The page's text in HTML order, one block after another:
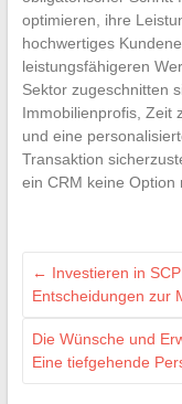
optimieren, ihre
hochwertiges
leistungsfähigeren
Sektor zugeschnitten
Immobilienprofis, Zeit
und eine
Transaktion
ein CRM keine Option
← Investieren in
Entscheidungen zur
Die Wünsche und
Eine tiefgehende